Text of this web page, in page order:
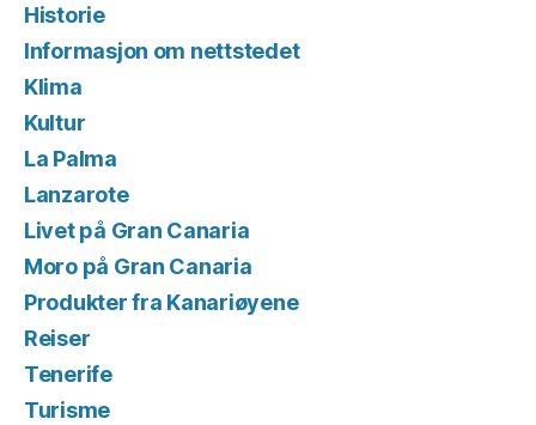
Historie
Informasjon om nettstedet
Klima
Kultur
La Palma
Lanzarote
Livet på Gran Canaria
Moro på Gran Canaria
Produkter fra Kanariøyene
Reiser
Tenerife
Turisme